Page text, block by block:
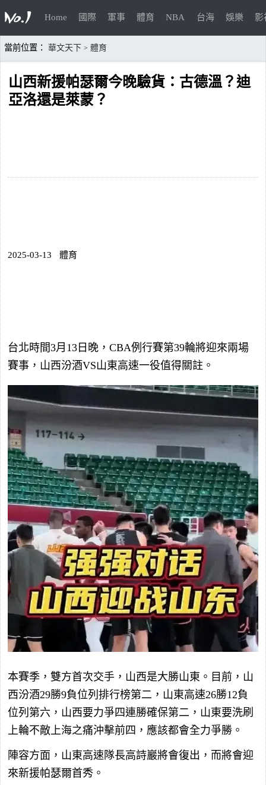
Home 國際 軍事 體育 NBA 台海 娛樂 影
當前位置： 華文天下 > 體育
山西新援帕瑟爾今晚驗貨：古德溫？迪
亞洛還是萊蒙？
2025-03-13 體育
台北時間3月13日晚，CBA例行賽第39輪將迎來兩場
賽事，山西汾酒VS山東高速一役值得關註。
本賽季，雙方首次交手，山西是大勝山東。目前，山
西汾酒29勝9負位列排行榜第二，山東高速26勝12負
位列第六，山西要力爭四連勝確保第二，山東要洗刷
上輪不敵上海之痛沖擊前四，應該都會全力爭勝。
陣容方面，山東高速隊長高詩巖將會復出，而將會迎
來新援帕瑟爾首秀。